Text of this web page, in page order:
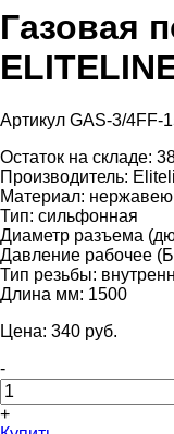
Газовая
Артикул GAS-3/4FF-
Остаток на складе:
Производитель:
Материал:
Тип: сильфонная
Диаметр разъема
Давление рабочее
Тип резьбы:
Длина мм: 1500
Цена: 340 pуб.
-
+